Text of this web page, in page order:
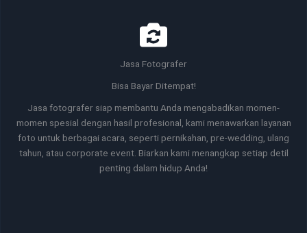
Jasa Fotografer
Bisa Bayar Ditempat!
Jasa fotografer siap membantu Anda mengabadikan momen-
momen spesial dengan hasil profesional, kami menawarkan layanan
foto untuk berbagai acara, seperti pernikahan, pre-wedding, ulang
tahun, atau corporate event. Biarkan kami menangkap setiap detil
penting dalam hidup Anda!